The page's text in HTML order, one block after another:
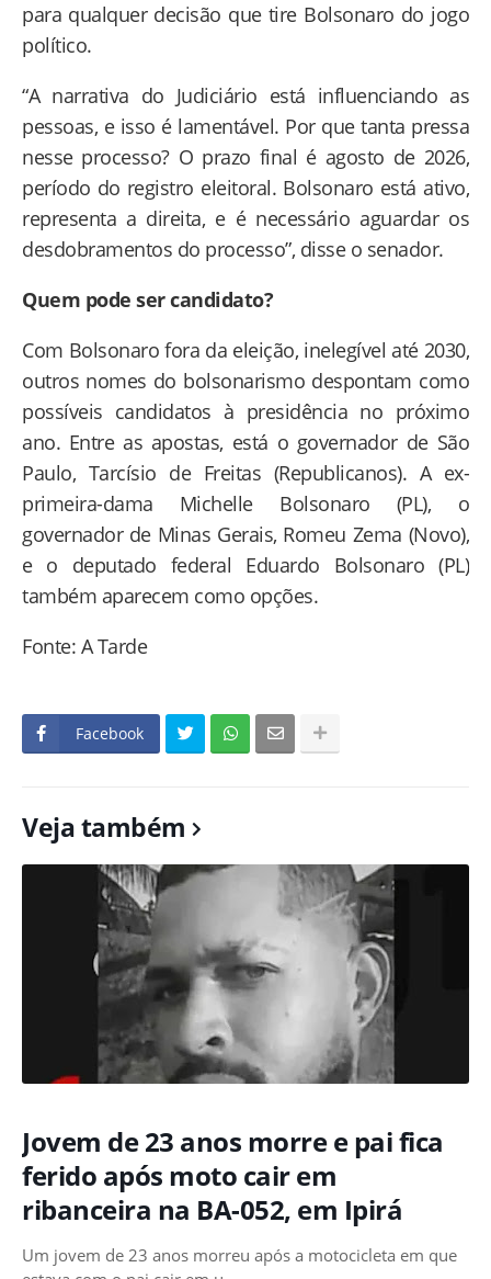
para qualquer decisão que tire Bolsonaro do jogo
político.
“A narrativa do Judiciário está influenciando as
pessoas, e isso é lamentável. Por que tanta pressa
nesse processo? O prazo final é agosto de 2026,
período do registro eleitoral. Bolsonaro está ativo,
representa a direita, e é necessário aguardar os
desdobramentos do processo”, disse o senador.
Quem pode ser candidato?
Com Bolsonaro fora da eleição, inelegível até 2030,
outros nomes do bolsonarismo despontam como
possíveis candidatos à presidência no próximo
ano. Entre as apostas, está o governador de São
Paulo, Tarcísio de Freitas (Republicanos). A ex-
primeira-dama Michelle Bolsonaro (PL), o
governador de Minas Gerais, Romeu Zema (Novo),
e o deputado federal Eduardo Bolsonaro (PL)
também aparecem como opções.
Fonte: A Tarde
Facebook
Veja também
Jovem de 23 anos morre e pai fica
ferido após moto cair em
ribanceira na BA-052, em Ipirá
Um jovem de 23 anos morreu após a motocicleta em que